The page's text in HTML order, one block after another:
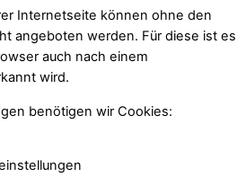
Internetseite können ohne den
angeboten werden. Für diese ist es
auch nach einem
wird.
benötigen wir Cookies: